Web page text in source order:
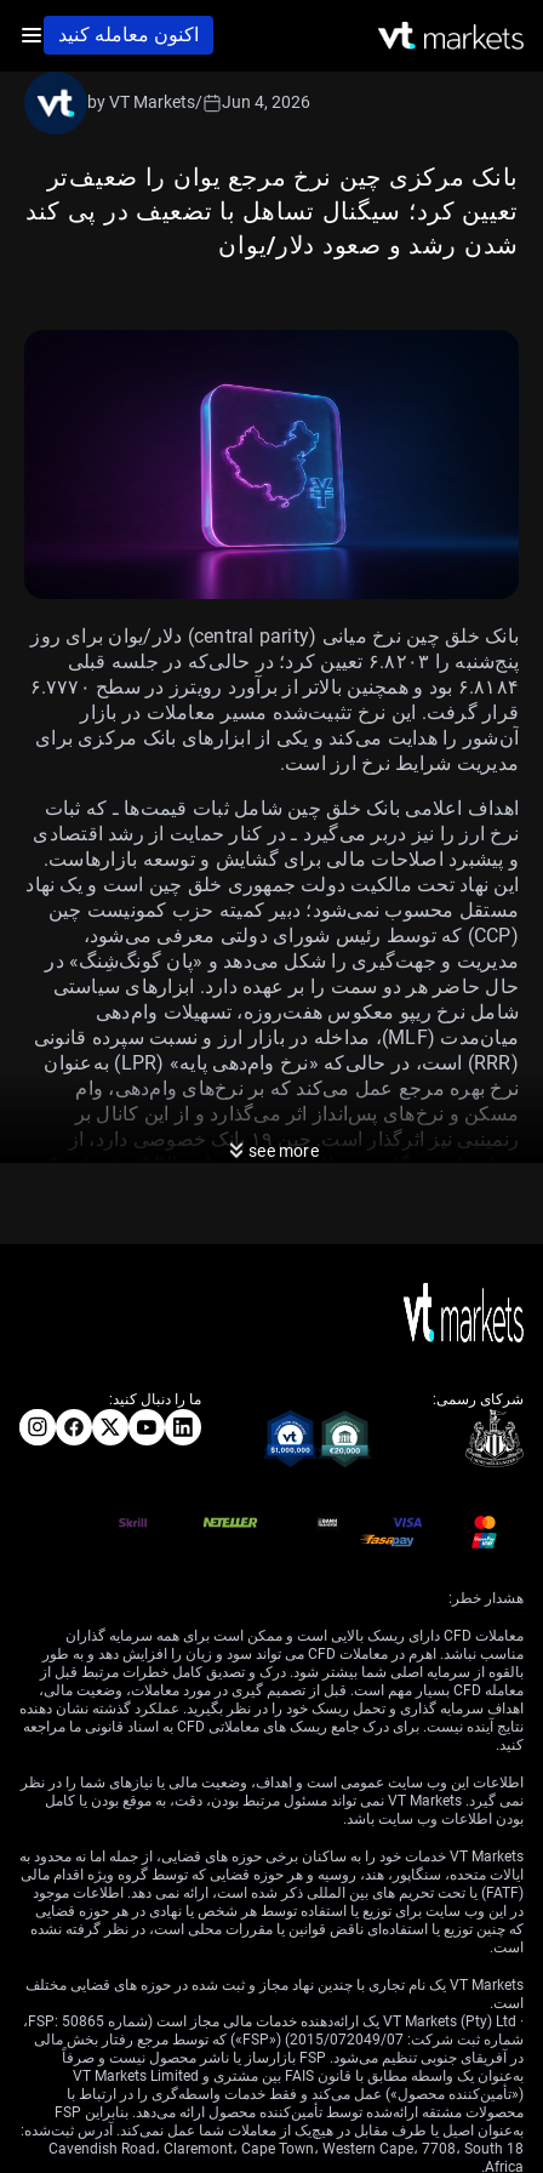
اکنون معامله کنید
بانک مرکزی چین نرخ مرجع یوان را ضعیف‌تر
تعیین کرد؛ سیگنال تساهل با تضعیف در پی کند
شدن رشد و صعود دلار/یوان
by VT Markets/ Jun 4, 2026
بانک خلق چین نرخ میانی (central parity) دلار/یوان برای روز
پنج‌شنبه را ۶.۸۲۰۳ تعیین کرد؛ در حالی‌که در جلسه قبلی
۶.۸۱۸۴ بود و همچنین بالاتر از برآورد رویترز در سطح ۶.۷۷۷۰
قرار گرفت. این نرخ تثبیت‌شده مسیر معاملات در بازار
آن‌شور را هدایت می‌کند و یکی از ابزارهای بانک مرکزی برای
مدیریت شرایط نرخ ارز است.
اهداف اعلامی بانک خلق چین شامل ثبات قیمت‌ها ـ که ثبات
نرخ ارز را نیز دربر می‌گیرد ـ در کنار حمایت از رشد اقتصادی
و پیشبرد اصلاحات مالی برای گشایش و توسعه بازارهاست.
این نهاد تحت مالکیت دولت جمهوری خلق چین است و یک نهاد
مستقل محسوب نمی‌شود؛ دبیر کمیته حزب کمونیست چین
(CCP) که توسط رئیس شورای دولتی معرفی می‌شود،
مدیریت و جهت‌گیری را شکل می‌دهد و «پان گونگ‌شِنگ» در
حال حاضر هر دو سمت را بر عهده دارد. ابزارهای سیاستی
شامل نرخ ریپو معکوس هفت‌روزه، تسهیلات وام‌دهی
میان‌مدت (MLF)، مداخله در بازار ارز و نسبت سپرده قانونی
(RRR) است، در حالی‌که «نرخ وام‌دهی پایه» (LPR) به‌عنوان
نرخ بهره مرجع عمل می‌کند که بر نرخ‌های وام‌دهی، وام
مسکن و نرخ‌های پس‌انداز اثر می‌گذارد و از این کانال بر
رنمینبی نیز اثرگذار است. چین ۱۹ بانک خصوصی دارد، از
سیگنال بانک مرکزی و
واکنش بازار
بانک خلق چین نرخ مرجع روزانه USD/CNY را به‌طور
معناداری ضعیف‌تر از انتظارات بازار تعیین کرده است. این
بازار بدانیم، یک سیگنال روشن سیاستی ارزیابی می‌کنیم.
برای مه ۲۰۲۶ به ۴۹.۸ کاهش یافت که بیانگر انقباض است،
در حالی‌که رشد صادرات به تنها ۱.۵٪ در مقیاس سالانه کند
شد و پایین‌تر از پیش‌بینی‌ها قرار گرفت. تضعیف مدیریت‌شده
یوان می‌تواند کالاهای چینی را ارزان‌تر کند و به بخش صادرات
که به تقویت نیاز دارد، کمک برساند.
منطق سیاستی و راهبردهای
معاملاتی
همچنین باید واگرایی سیاستی با ایالات متحده را در نظر
گرفت؛ جایی که فدرال رزرو موضعی نسبتاً انقباضی/
طبیعی فشار صعودی بر جفت‌ارز USD/CNY وارد می‌کند. به
نظر می‌رسد PBoC به‌جای مقابله با این فشارهای بنیادی، در
حال هدایت ارز همسو با آن‌هاست.
برای معامله‌گران مشتقه، این وضعیت می‌تواند راهبردی مبنی
بر موقعیت‌گیری برای تضعیف بیشتر یوان در هفته‌های پیش
رو را تقویت کند. به باور ما، خرید اختیار خرید (Call) دلار در
برابر CNH (یوان آف‌شور) راهی با ریسک مشخص برای
see more
ما را دنبال کنید: شرکای رسمی:
هشدار خطر:
معاملات CFD دارای ریسک بالایی است و ممکن است برای همه سرمایه گذاران
مناسب نباشد. اهرم در معاملات CFD می تواند سود و زیان را افزایش دهد و به طور
بالقوه از سرمایه اصلی شما بیشتر شود. درک و تصدیق کامل خطرات مرتبط قبل از
معامله CFD بسیار مهم است. قبل از تصمیم گیری در مورد معاملات، وضعیت مالی،
اهداف سرمایه گذاری و تحمل ریسک خود را در نظر بگیرید. عملکرد گذشته نشان دهنده
نتایج آینده نیست. برای درک جامع ریسک های معاملاتی CFD به اسناد قانونی ما مراجعه
کنید.
اطلاعات این وب سایت عمومی است و اهداف، وضعیت مالی یا نیازهای شما را در نظر
نمی گیرد. VT Markets نمی تواند مسئول مرتبط بودن، دقت، به موقع بودن یا کامل
بودن اطلاعات وب سایت باشد.
VT Markets خدمات خود را به ساکنان برخی حوزه های قضایی، از جمله اما نه محدود به
ایالات متحده، سنگاپور، هند، روسیه و هر حوزه قضایی که توسط گروه ویژه اقدام مالی
(FATF) یا تحت تحریم های بین المللی ذکر شده است، ارائه نمی دهد. اطلاعات موجود
در این وب سایت برای توزیع یا استفاده توسط هر شخص یا نهادی در هر حوزه قضایی
که چنین توزیع یا استفاده‌ای ناقض قوانین یا مقررات محلی است، در نظر گرفته نشده
است.
VT Markets یک نام تجاری با چندین نهاد مجاز و ثبت شده در حوزه های قضایی مختلف
است.
· VT Markets (Pty) Ltd یک ارائه‌دهنده خدمات مالی مجاز است (شماره FSP: 50865،
شماره ثبت شرکت: 2015/072049/07) («FSP») که توسط مرجع رفتار بخش مالی
در آفریقای جنوبی تنظیم می‌شود. FSP بازارساز یا ناشر محصول نیست و صرفاً
به‌عنوان یک واسطه مطابق با قانون FAIS بین مشتری و VT Markets Limited
(«تأمین‌کننده محصول») عمل می‌کند و فقط خدمات واسطه‌گری را در ارتباط با
محصولات مشتقه ارائه‌شده توسط تأمین‌کننده محصول ارائه می‌دهد. بنابراین FSP
به‌عنوان اصیل یا طرف مقابل در هیچ‌یک از معاملات شما عمل نمی‌کند. آدرس ثبت‌شده:
18 Cavendish Road، Claremont، Cape Town، Western Cape، 7708، South
Africa.